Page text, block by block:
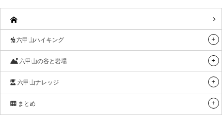
六甲山ハイキング
六甲山の谷と岩場
六甲山ナレッジ
まとめ